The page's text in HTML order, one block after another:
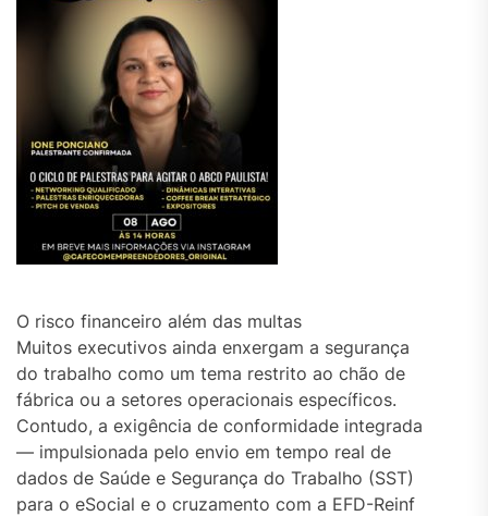
O risco financeiro além das multas
Muitos executivos ainda enxergam a segurança
do trabalho como um tema restrito ao chão de
fábrica ou a setores operacionais específicos.
Contudo, a exigência de conformidade integrada
— impulsionada pelo envio em tempo real de
dados de Saúde e Segurança do Trabalho (SST)
para o eSocial e o cruzamento com a EFD-Reinf